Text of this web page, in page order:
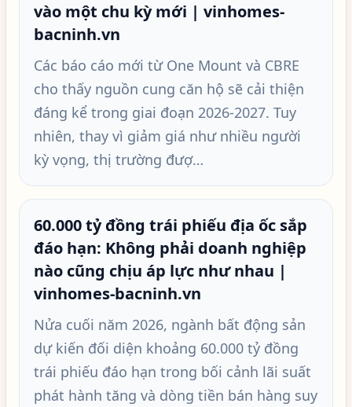
vào một chu kỳ mới | vinhomes-
bacninh.vn
Các báo cáo mới từ One Mount và CBRE
cho thấy nguồn cung căn hộ sẽ cải thiện
đáng kể trong giai đoạn 2026-2027. Tuy
nhiên, thay vì giảm giá như nhiều người
kỳ vọng, thị trường đượ…
60.000 tỷ đồng trái phiếu địa ốc sắp
đáo hạn: Không phải doanh nghiệp
nào cũng chịu áp lực như nhau |
vinhomes-bacninh.vn
Nửa cuối năm 2026, ngành bất động sản
dự kiến đối diện khoảng 60.000 tỷ đồng
trái phiếu đáo hạn trong bối cảnh lãi suất
phát hành tăng và dòng tiền bán hàng suy